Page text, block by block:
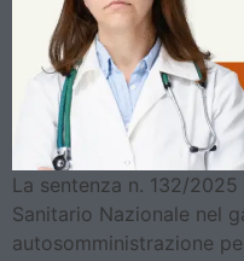
La sentenza n. 132/
Sanitario Nazionale nel
autosomministrazione